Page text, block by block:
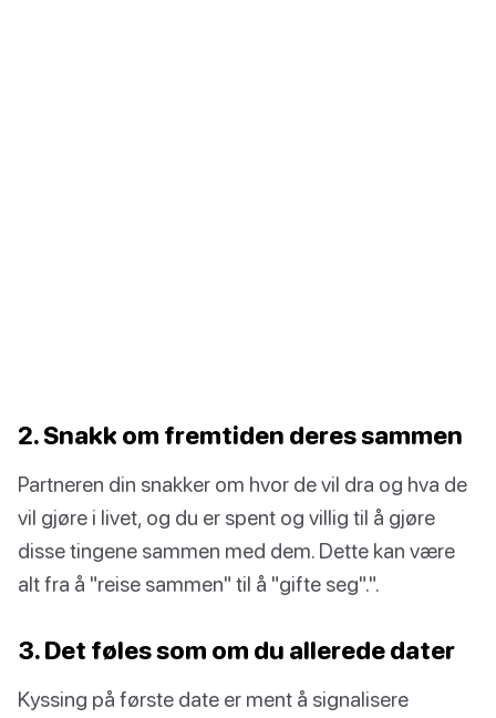
2. Snakk om fremtiden deres sammen
Partneren din snakker om hvor de vil dra og hva de
vil gjøre i livet, og du er spent og villig til å gjøre
disse tingene sammen med dem. Dette kan være
alt fra å "reise sammen" til å "gifte seg".".
3. Det føles som om du allerede dater
Kyssing på første date er ment å signalisere